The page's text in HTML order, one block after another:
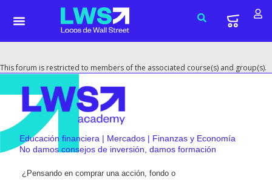
This forum is restricted to members of the associated course(s) and group(s).
Educación financiera | Mercados | Finanzas y Economía
No damos consejos de inversión, damos formación
¿Pensando en comprar una acción, fondo o